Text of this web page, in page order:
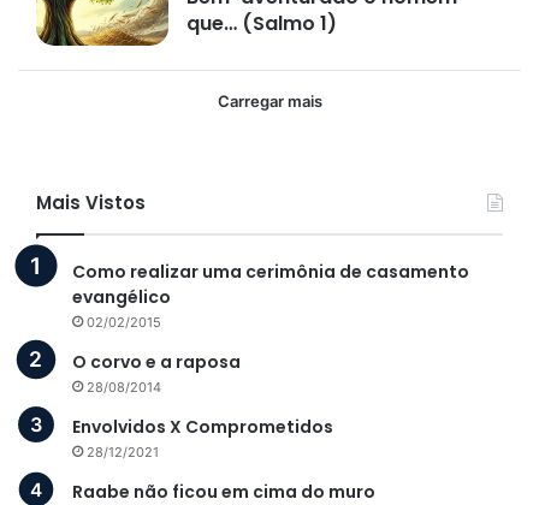
que… (Salmo 1)
Carregar mais
Mais Vistos
Como realizar uma cerimônia de casamento
evangélico
02/02/2015
O corvo e a raposa
28/08/2014
Envolvidos X Comprometidos
28/12/2021
Raabe não ficou em cima do muro